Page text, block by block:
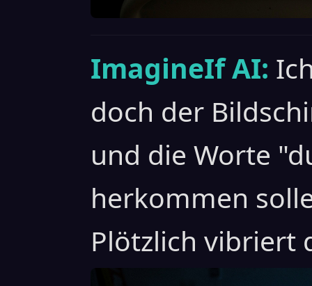
ImagineIf AI:
doch der
und die Worte
herkommen
Plötzlich vibriert